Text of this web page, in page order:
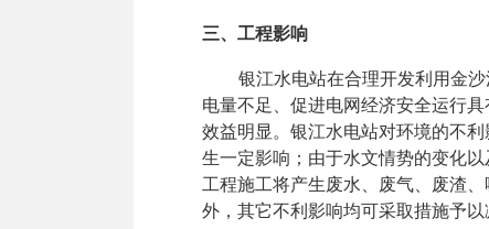
三、工程影响
银江水电站在合理开发利用金
电量不足、促进电网经济安全运行
效益明显。银江水电站对环境的不
生一定影响；由于水文情势的变化
工程施工将产生废水、废气、废渣
外，其它不利影响均可采取措施予以